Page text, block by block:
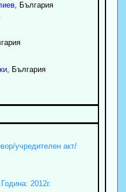
, България
, България
учредителен акт/
2012г.